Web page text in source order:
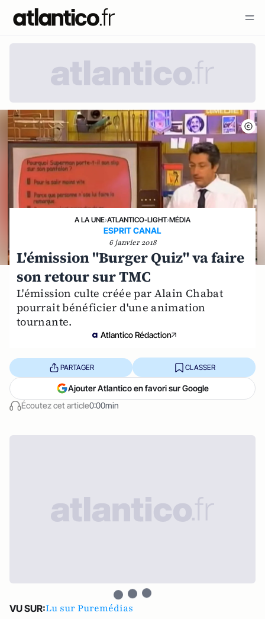
A LA UNE›ATLANTICO-LIGHT›MÉDIA
ESPRIT CANAL
6 janvier 2018
L'émission "Burger Quiz" va faire
son retour sur TMC
L'émission culte créée par Alain Chabat
pourrait bénéficier d'une animation
tournante.
Atlantico Rédaction
Écoutez cet article0:00min
PARTAGER CLASSER
Ajouter Atlantico en favori sur Google
VU SUR:Lu sur Puremédias